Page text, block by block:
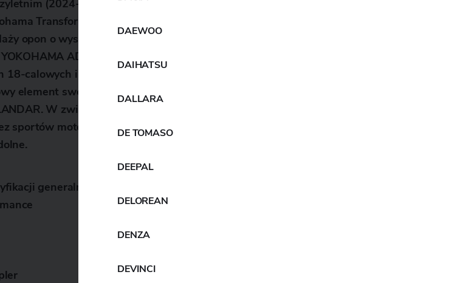
(2024-2026) średnioterminowym planie
Transformation 2026 (YX2026), ma na celu
opon o wysokiej wartości dodanej poprzez zwiększenie
ADVAN, marki GEOLANDAR opon do SUV-ów i
calowych i większych. Yokohama Rubber traktuje udział
element swoich wysiłków na rzecz dalszego
W związku z tym Yokohama Rubber ponownie
sportów motorowych na całym świecie, od imprez
generalnej i zwycięzca klasy SP9 Pro
DAEWOO
DAIHATSU
DALLARA
DE TOMASO
DEEPAL
DELOREAN
DENZA
DEVINCI